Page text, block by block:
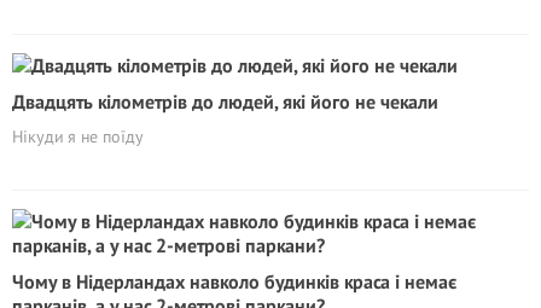
Двадцять кілометрів до людей, які його не чекали
Нікуди я не поїду
Чому в Нідерландах навколо будинків краса і немає